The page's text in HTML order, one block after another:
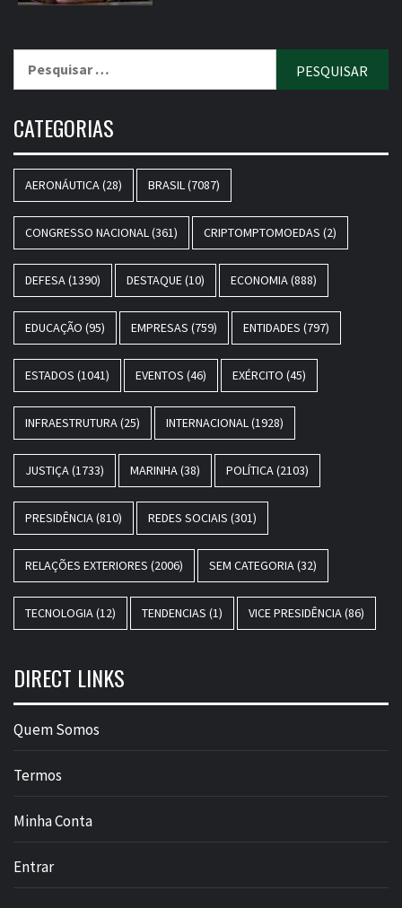
CATEGORIAS
AERONÁUTICA(28) BRASIL(7087)
CONGRESSO NACIONAL(361) CRIPTOMPTOMOEDAS (2)
DEFESA(1390) DESTAQUE(10) ECONOMIA(888)
EDUCAÇÃO (95) EMPRESAS (759) ENTIDADES (797)
ESTADOS (1041) EVENTOS (46) EXÉRCITO (45)
INFRAESTRUTURA(25) INTERNACIONAL(1928)
JUSTIÇA(1733) MARINHA(38) POLÍTICA(2103)
PRESIDÊNCIA(810) REDES SOCIAIS (301)
RELAÇÕES EXTERIORES (2006) SEM CATEGORIA(32)
TECNOLOGIA(12) TENDENCIAS (1) VICE PRESIDÊNCIA(86)
DIRECT LINKS
Quem Somos
Termos
Minha Conta
Entrar